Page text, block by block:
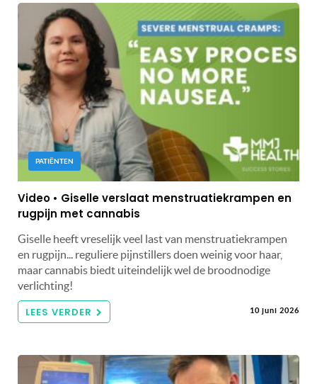
PATIËNTEN
Video • Giselle verslaat menstruatiekrampen en
rugpijn met cannabis
Giselle heeft vreselijk veel last van menstruatiekrampen
en rugpijn... reguliere pijnstillers doen weinig voor haar,
maar cannabis biedt uiteindelijk wel de broodnodige
verlichting!
LEES VERDER 10 juni 2026